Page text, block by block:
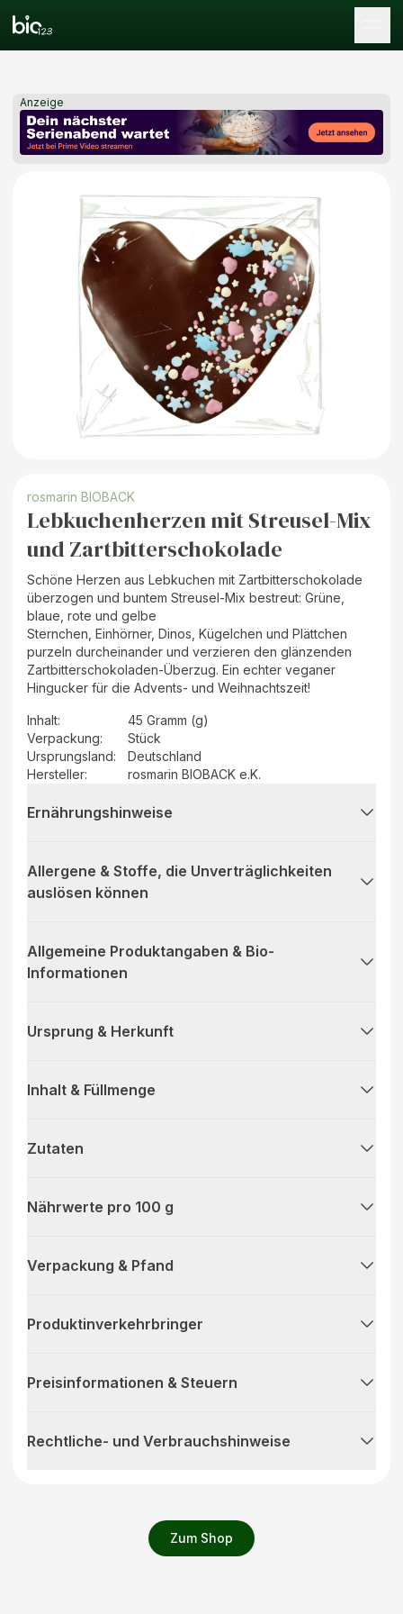
Anzeige
Zum Shop
rosmarin BIOBACK
Lebkuchenherzen mit Streusel-Mix
und Zartbitterschokolade
Schöne Herzen aus Lebkuchen mit Zartbitterschokolade
überzogen und buntem Streusel-Mix bestreut: Grüne,
blaue, rote und gelbe
Sternchen, Einhörner, Dinos, Kügelchen und Plättchen
purzeln durcheinander und verzieren den glänzenden
Zartbitterschokoladen-Überzug. Ein echter veganer
Hingucker für die Advents- und Weihnachtszeit!
Inhalt:
45 Gramm (g)
Verpackung:
Stück
Ursprungsland:
Deutschland
Hersteller: rosmarin BIOBACK e.K.
Ernährungshinweise
Allergene & Stoffe, die Unverträglichkeiten
auslösen können
Allgemeine Produktangaben & Bio-
Informationen
Ursprung & Herkunft
Inhalt & Füllmenge
Zutaten
Nährwerte pro 100 g
Verpackung & Pfand
Produktinverkehrbringer
Preisinformationen & Steuern
Rechtliche- und Verbrauchshinweise